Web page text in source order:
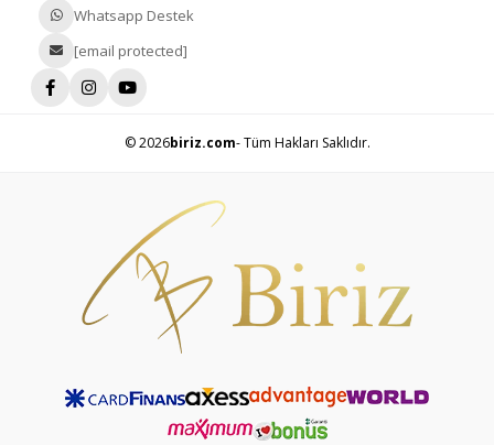
Whatsapp Destek
[email protected]
© 2026biriz.com- Tüm Hakları Saklıdır.